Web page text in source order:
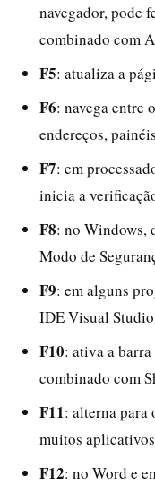
navegador, pode
combinado com
F5: atualiza a
F6: navega entre
endereços,
F7: em
inicia a
F8: no Windows,
Modo de
F9: em alguns
IDE Visual
F10: ativa a
combinado com
F11: alterna para
muitos
F12: no Word e